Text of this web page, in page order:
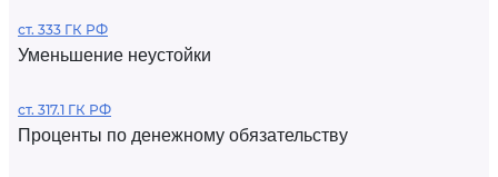
ст. 333 ГК РФ
Уменьшение неустойки
ст. 317.1 ГК РФ
Проценты по денежному обязательству